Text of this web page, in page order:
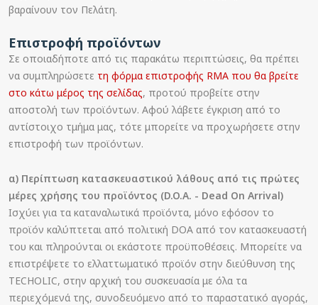
βαραίνουν τον Πελάτη.
Επιστροφή προϊόντων
Σε οποιαδήποτε από τις παρακάτω περιπτώσεις, θα πρέπει
να συμπληρώσετε τη φόρμα επιστροφής RMA που θα βρείτε
στο κάτω μέρος της σελίδας, προτού προβείτε στην
αποστολή των προϊόντων. Αφού λάβετε έγκριση από το
αντίστοιχο τμήμα μας, τότε μπορείτε να προχωρήσετε στην
επιστροφή των προϊόντων.
α) Περίπτωση κατασκευαστικού λάθους από τις πρώτες
μέρες χρήσης του προϊόντος (D.O.A. - Dead On Arrival)
Ισχύει για τα καταναλωτικά προϊόντα, μόνο εφόσον το
προϊόν καλύπτεται από πολιτική DOA από τον κατασκευαστή
του και πληρούνται οι εκάστοτε προϋποθέσεις. Μπορείτε να
επιστρέψετε το ελλαττωματικό προϊόν στην διεύθυνση της
TECHOLIC, στην αρχική του συσκευασία με όλα τα
περιεχόμενά της, συνοδευόμενο από το παραστατικό αγοράς,